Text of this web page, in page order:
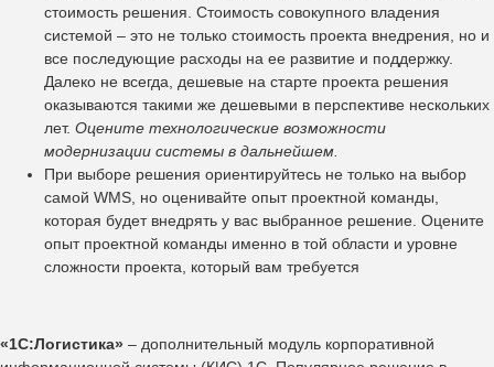
стоимость решения. Стоимость совокупного владения
системой – это не только стоимость проекта внедрения, но и
все последующие расходы на ее развитие и поддержку.
Далеко не всегда, дешевые на старте проекта решения
оказываются такими же дешевыми в перспективе нескольких
лет. Оцените технологические возможности
модернизации системы в дальнейшем.
При выборе решения ориентируйтесь не только на выбор
самой WMS, но оценивайте опыт проектной команды,
которая будет внедрять у вас выбранное решение. Оцените
опыт проектной команды именно в той области и уровне
сложности проекта, который вам требуется
«1C:Логистика» – дополнительный модуль корпоративной